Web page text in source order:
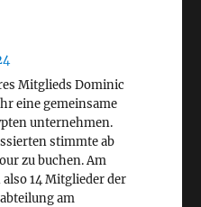
2024“
Mitglieds Dominic
eine gemeinsame
unternehmen.
stimmte ab
zu buchen. Am
14 Mitglieder der
am